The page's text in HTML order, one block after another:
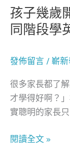
孩子幾歲
同階段學
發佈留言 / 嶄
很多家長都了
才學得好啊？
實聰明的家長
文
最
好？
實
同
階
段
英
閱讀全文 »